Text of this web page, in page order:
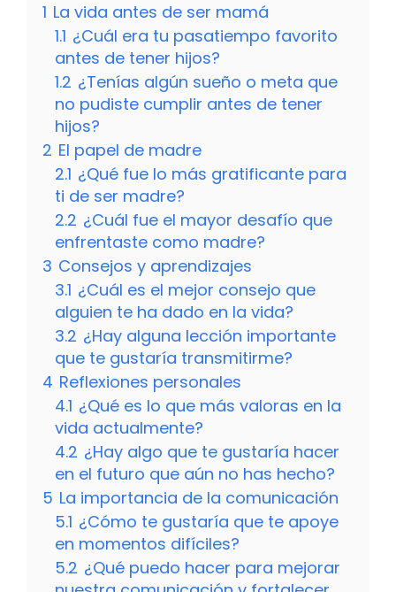
1 La vida antes de ser mamá
1.1 ¿Cuál era tu pasatiempo favorito
antes de tener hijos?
1.2 ¿Tenías algún sueño o meta que
no pudiste cumplir antes de tener
hijos?
2 El papel de madre
2.1 ¿Qué fue lo más gratificante para
ti de ser madre?
2.2 ¿Cuál fue el mayor desafío que
enfrentaste como madre?
3 Consejos y aprendizajes
3.1 ¿Cuál es el mejor consejo que
alguien te ha dado en la vida?
3.2 ¿Hay alguna lección importante
que te gustaría transmitirme?
4 Reflexiones personales
4.1 ¿Qué es lo que más valoras en la
vida actualmente?
4.2 ¿Hay algo que te gustaría hacer
en el futuro que aún no has hecho?
5 La importancia de la comunicación
5.1 ¿Cómo te gustaría que te apoye
en momentos difíciles?
5.2 ¿Qué puedo hacer para mejorar